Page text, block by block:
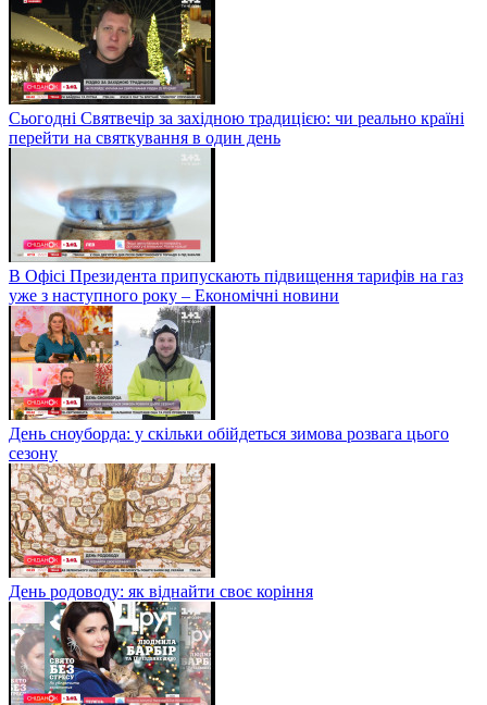
Сьогодні Святвечір за західною традицією: чи реально країні
перейти на святкування в один день
В Офісі Президента припускають підвищення тарифів на газ
уже з наступного року – Економічні новини
День сноуборда: у скільки обійдеться зимова розвага цього
сезону
День родоводу: як віднайти своє коріння